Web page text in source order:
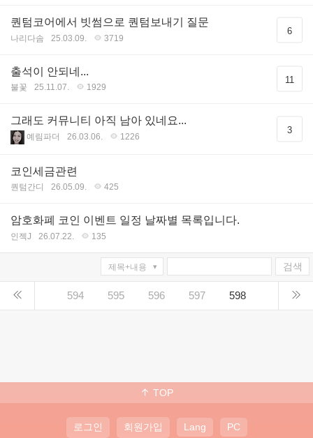
퀀텀코어에서 빗썸으로 퀀텀보내기 질문
나리다솜 25.03.09. 3719
6
출석이 안되네...
불꽃 25.11.07. 1929
11
그래도 커뮤니티 아직 남아 있네요...
예림파더 26.03.06. 1226
3
코인세금관련
퀀텀간디 26.05.09. 425
암호화폐 코인 이벤트 일정 날짜별 목록입니다.
인젝J 26.07.22. 135
검색
594 595 596 597 598
TOP
로그인 회원가입 Lang PC